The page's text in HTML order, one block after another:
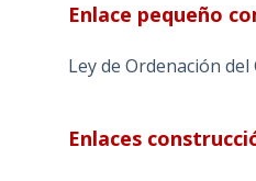
Enlace pequeño
Ley de Ordenación
Enlaces